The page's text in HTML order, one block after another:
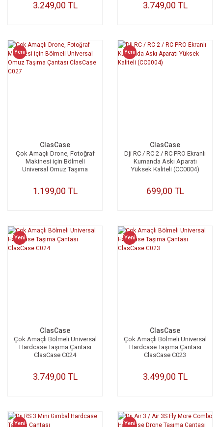
3.249,00 TL 3.749,00 TL
Yeni
ClasCase
Çok Amaçlı Drone, Fotoğraf
Makinesi için Bölmeli
Universal Omuz Taşıma
1.199,00 TL
Yeni
ClasCase
Dji RC / RC 2 / RC PRO Ekranlı
Kumanda Askı Aparatı
Yüksek Kaliteli (CC0004)
699,00 TL
Yeni
ClasCase
Çok Amaçlı Bölmeli Universal
Hardcase Taşıma Çantası
ClasCase C024
3.749,00 TL
Yeni
ClasCase
Çok Amaçlı Bölmeli Universal
Hardcase Taşıma Çantası
ClasCase C023
3.499,00 TL
Yeni Yeni